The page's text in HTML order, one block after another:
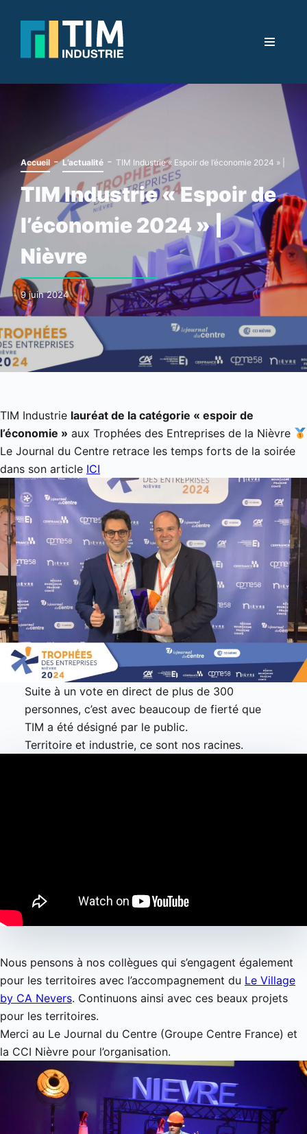
Accueil -L’actualité - TIM Industrie « Espoir de l’économie 2024 » |
TIM Industrie « Espoir de
l’économie 2024 » |
Nièvre
9 juin 2024
TIM Industrie lauréat de la catégorie « espoir de
l’économie » aux Trophées des Entreprises de la Nièvre
Le Journal du Centre retrace les temps forts de la soirée
dans son article ICI
Suite à un vote en direct de plus de 300
personnes, c’est avec beaucoup de fierté que
TIM a été désigné par le public.
Territoire et industrie, ce sont nos racines.
Nous pensons à nos collègues qui s’engagent également
pour les territoires avec l’accompagnement du Le Village
by CA Nevers. Continuons ainsi avec ces beaux projets
pour les territoires.
Merci au Le Journal du Centre (Groupe Centre France) et
la CCI Nièvre pour l’organisation.